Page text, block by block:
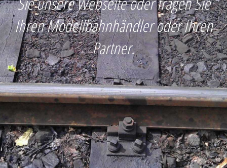
Ihren Modellbahnhändler oder Ihren
Partner.